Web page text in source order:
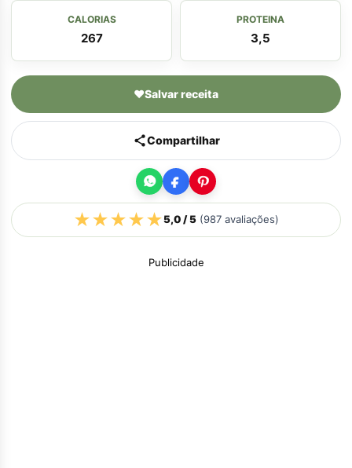
CALORIAS
267
PROTEINA
3,5
♥Salvar receita
Compartilhar
★★★★★5,0/ 5 (987 avaliações)
Publicidade